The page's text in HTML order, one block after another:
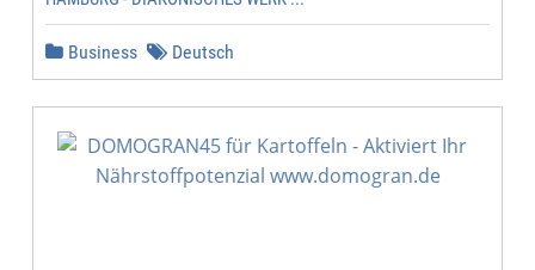
Business Deutsch